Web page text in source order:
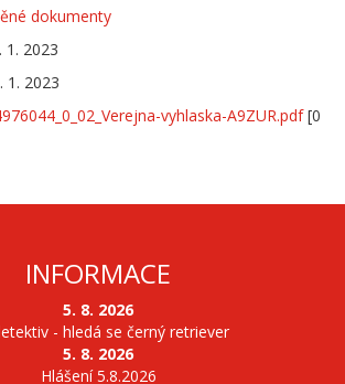
dokumenty
1. 2023
1. 2023
vyhlaska-A9ZUR.pdf[0
INFORMACE
5. 8. 2026
- hledá se černý retriever
5. 8. 2026
Hlášení 5.8.2026